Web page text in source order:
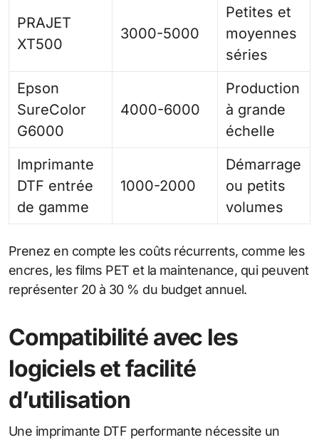
PRAJET
XT500
3000-5000
Petites et
moyennes
séries
Epson
SureColor
G6000
4000-6000
Production
à grande
échelle
Imprimante
DTF entrée
de gamme
1000-2000
Démarrage
ou petits
volumes
Prenez en compte les coûts récurrents, comme les
encres, les films PET et la maintenance, qui peuvent
représenter 20 à 30 % du budget annuel.
Compatibilité avec les
logiciels et facilité
d’utilisation
Une imprimante DTF performante nécessite un